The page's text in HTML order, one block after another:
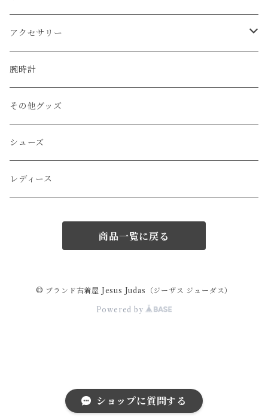
ショップに質問する
BALENCIAGA
FENDI
LOUIS VUITTON
Vivienne Westwood
LOEWE
GIVENCHY
ハンド/トートバッグ
リュック
その他のバッグ
帽子
ベルト
財布
キーケース
ポーチ
スカーフ/ハンカチ
アクセサリー
ネックレス
ブレスレット
リング
その他のアクセサリー
腕時計
その他グッズ
シューズ
レディース
商品一覧に戻る
© ブランド古着屋 Jesus Judas（ジーザス ジューダス）
Powered by